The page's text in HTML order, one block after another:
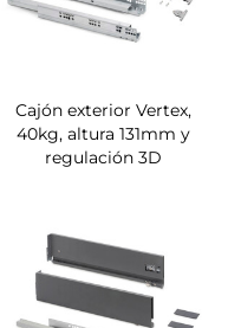
Cajón exterior Vertex,
40kg, altura 131mm y
regulación 3D